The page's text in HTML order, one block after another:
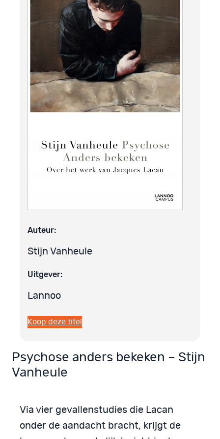
Auteur:
Stijn Vanheule
Uitgever:
Lannoo
Koop deze titel
Psychose anders bekeken – Stijn
Vanheule
Via vier gevallenstudies die Lacan
onder de aandacht bracht, krijgt de